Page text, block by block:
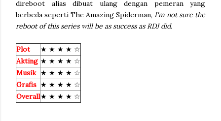
direboot alias dibuat ulang dengan pemeran yang
berbeda seperti The Amazing Spiderman, I'm not sure the
reboot of this series will be as success as RDJ did.
Plot
★ ★ ★ ★ ☆
Akting ★ ★ ★ ★ ☆
Musik ★ ★ ★ ★ ☆
Grafis ★ ★ ★ ★ ☆
Overall★ ★ ★ ★ ☆